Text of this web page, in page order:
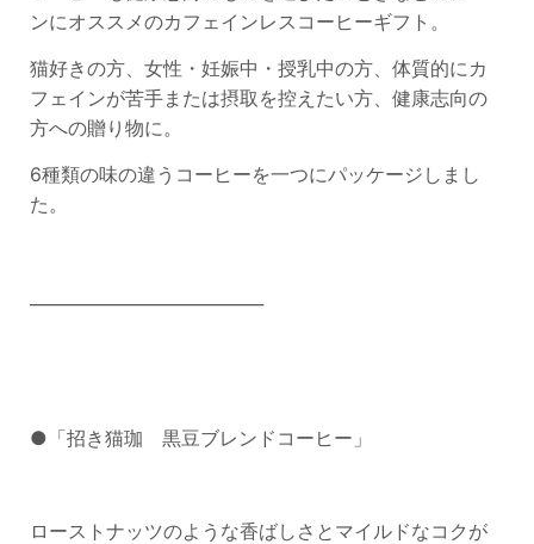
ンにオススメのカフェインレスコーヒーギフト。
猫好きの方、女性・妊娠中・授乳中の方、体質的にカ
フェインが苦手または摂取を控えたい方、健康志向の
方への贈り物に。
6種類の味の違うコーヒーを一つにパッケージしまし
た。
●「招き猫珈 黒豆ブレンドコーヒー」
ローストナッツのような香ばしさとマイルドなコクが